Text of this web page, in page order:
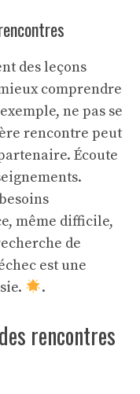
des leçons
comprendre
ne pas se
rencontre peut
Écoute
même difficile,
de
est une
.
rencontres